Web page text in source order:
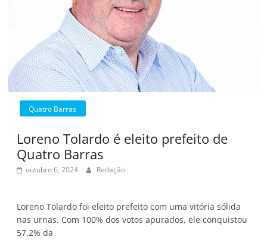
Quatro Barras
Loreno Tolardo é eleito prefeito de
Quatro Barras
outubro 6, 2024 Redação
Loreno Tolardo foi eleito prefeito com uma vitória sólida
nas urnas. Com 100% dos votos apurados, ele conquistou
57,2% da